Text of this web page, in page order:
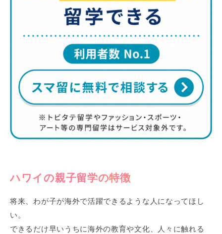
ハワイの親子留学の特徴
将来、わが子が海外で活躍できるような人になってほし
い。
できるだけ早いうちに海外の教育や文化、人々に触れる